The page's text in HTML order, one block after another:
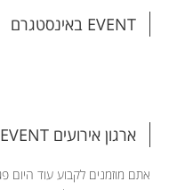
EVENT באינסטגרם
ארגון אירועים EVENT
אתם מוזמנים לקבוע עוד